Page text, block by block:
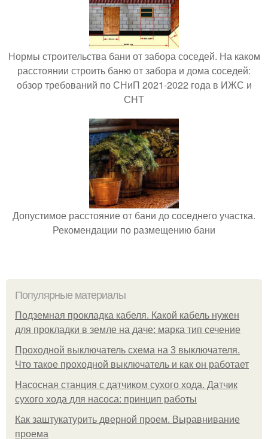
Нормы строительства бани от забора соседей. На каком
расстоянии строить баню от забора и дома соседей:
обзор требований по СНиП 2021-2022 года в ИЖС и
СНТ
Допустимое расстояние от бани до соседнего участка.
Рекомендации по размещению бани
Популярные материалы
Подземная прокладка кабеля. Какой кабель нужен
для прокладки в земле на даче: марка тип сечение
Проходной выключатель схема на 3 выключателя.
Что такое проходной выключатель и как он работает
Насосная станция с датчиком сухого хода. Датчик
сухого хода для насоса: принцип работы
Как заштукатурить дверной проем. Выравнивание
проема